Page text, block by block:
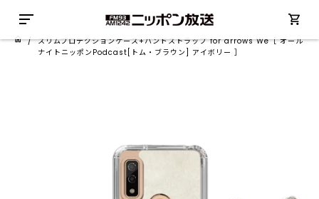
/スリムプロテクションケース+ハンドストラップ for arrows We［ オール
ナイトニッポンPodcast[トム・ブラウン] アイボリー ］